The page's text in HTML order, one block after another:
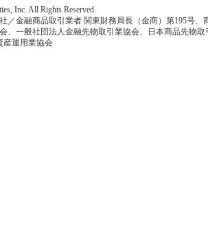
Inc. All Rights Reserved.
／金融商品取引業者 関東財務局長（金商）第195号、
、一般社団法人金融先物取引業協会、日本商品先物
用業協会